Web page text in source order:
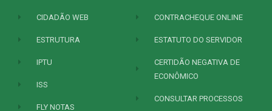
CIDADÃO WEB
ESTRUTURA
IPTU
ISS
FLY NOTAS
CONTRACHEQUE ONLINE
ESTATUTO DO SERVIDOR
CERTIDÃO NEGATIVA DE
ECONÔMICO
CONSULTAR PROCESSOS